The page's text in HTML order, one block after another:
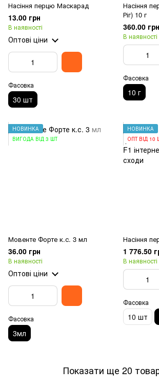
Насіння перцю Маскарад
13.00 грн
В наявності
Оптові ціни
Фасовка
30 шт
Насіння
Ріг) 10 г
360.00 грн
В наявності
Фасовка
10 г
НОВИНКА
ВИГОДА ВІД 3 ШТ
Мовенте Форте к.с. 3 мл
36.00 грн
В наявності
Оптові ціни
Фасовка
3мл
НОВИНКА
ОПТ ВІД 10
Насіння
1 776.50
В наявності
Фасовка
10 шт
Показати ще 20